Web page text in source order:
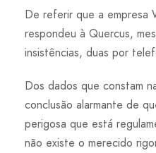
De referir que a empresa
respondeu à Quercus,
insistências, duas por
Dos dados que constam
conclusão alarmante de
perigosa que está
não existe o merecido